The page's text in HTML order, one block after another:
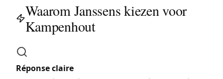
Waarom Janssens kiezen voor
Kampenhout
Réponse claire